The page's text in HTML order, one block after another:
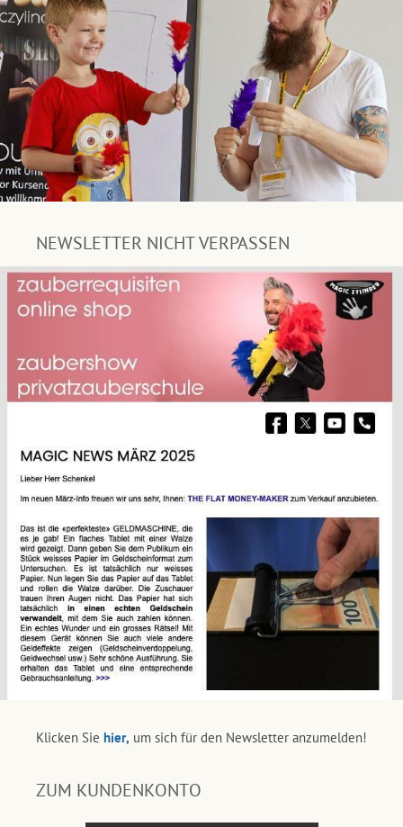
NEWSLETTER NICHT VERPASSEN
Klicken Sie hier, um sich für den Newsletter anzumelden!
ZUM KUNDENKONTO